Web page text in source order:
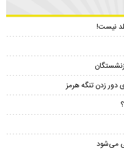
نیست!
زدن تنگه هرمز
می‌شود